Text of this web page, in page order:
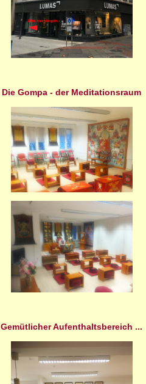
Die Gompa - der Meditationsraum
Gemütlicher Aufenthaltsbereich ...